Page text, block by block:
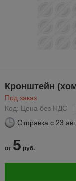
Кронштейн
Под заказ
Код: Цена без НДС
Отправка с 23
от 5 руб.